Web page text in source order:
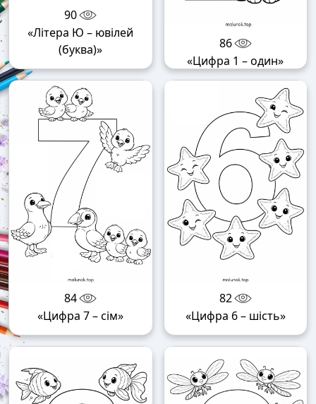
90
«Літера Ю – ювілей
(буква)»
86
«Цифра 1 – один»
84
«Цифра 7 – сім»
82
«Цифра 6 – шість»